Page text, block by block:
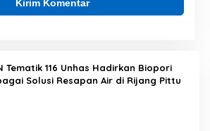
Tematik 116 Unhas Hadirkan Biopori
Solusi Resapan Air di Rijang Pittu